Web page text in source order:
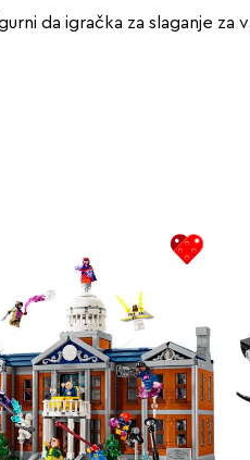
da igračka za slaganje za